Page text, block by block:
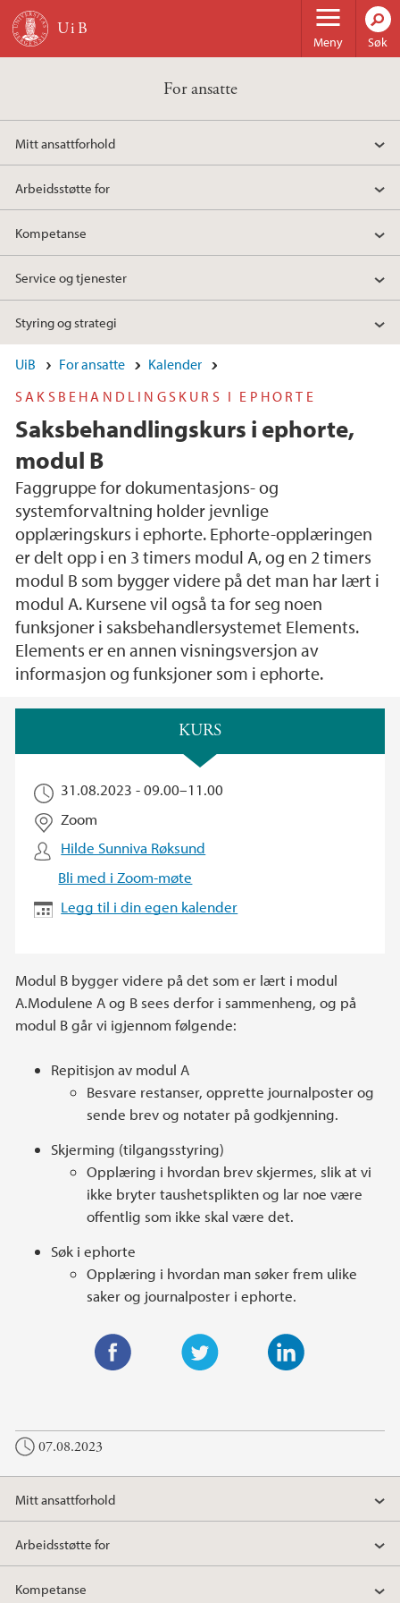
Hopp til hovedinnhold
Meny Søk
For ansatte
Mitt ansattforhold
Arbeidsstøtte for
Kompetanse
Service og tjenester
Styring og strategi
UiB For ansatte
Kalender
SAKSBEHANDLINGSKURS I EPHORTE
Saksbehandlingskurs i ephorte,
modul B
Faggruppe for dokumentasjons- og
systemforvaltning holder jevnlige
opplæringskurs i ephorte. Ephorte-opplæringen
er delt opp i en 3 timers modul A, og en 2 timers
modul B som bygger videre på det man har lært i
modul A. Kursene vil også ta for seg noen
funksjoner i saksbehandlersystemet Elements.
Elements er en annen visningsversjon av
informasjon og funksjoner som i ephorte.
KURS
31.08.2023 -09.00–11.00
Zoom
Hilde Sunniva Røksund
Bli med i Zoom-møte
Legg til i din egen kalender
Modul B bygger videre på det som er lært i modul
A.Modulene A og B sees derfor i sammenheng, og på
modul B går vi igjennom følgende:
Repitisjon av modul A
Besvare restanser, opprette journalposter og
sende brev og notater på godkjenning.
Skjerming (tilgangsstyring)
Opplæring i hvordan brev skjermes, slik at vi
ikke bryter taushetsplikten og lar noe være
offentlig som ikke skal være det.
Søk i ephorte
Opplæring i hvordan man søker frem ulike
saker og journalposter i ephorte.
i
t
r
n
e
I
c
e
b
o
o
k
07.08.2023
Mitt ansattforhold
Arbeidsstøtte for
Kompetanse